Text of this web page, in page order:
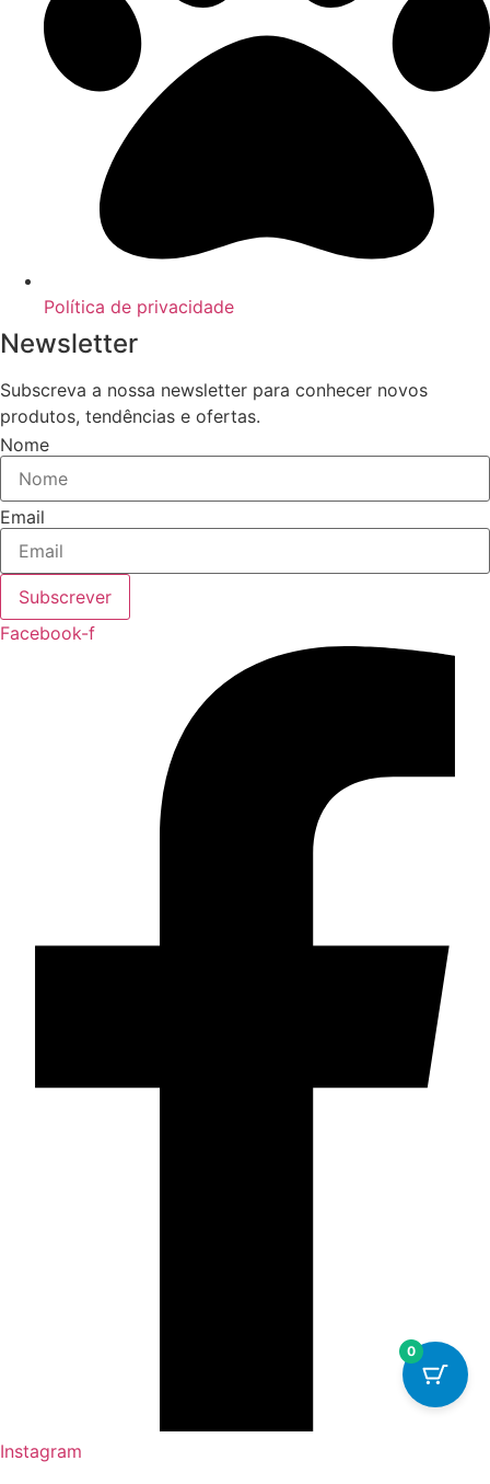
Política de privacidade
Newsletter
Subscreva a nossa newsletter para conhecer novos
produtos, tendências e ofertas.
Nome
Email
Subscrever
Facebook-f
Instagram
0